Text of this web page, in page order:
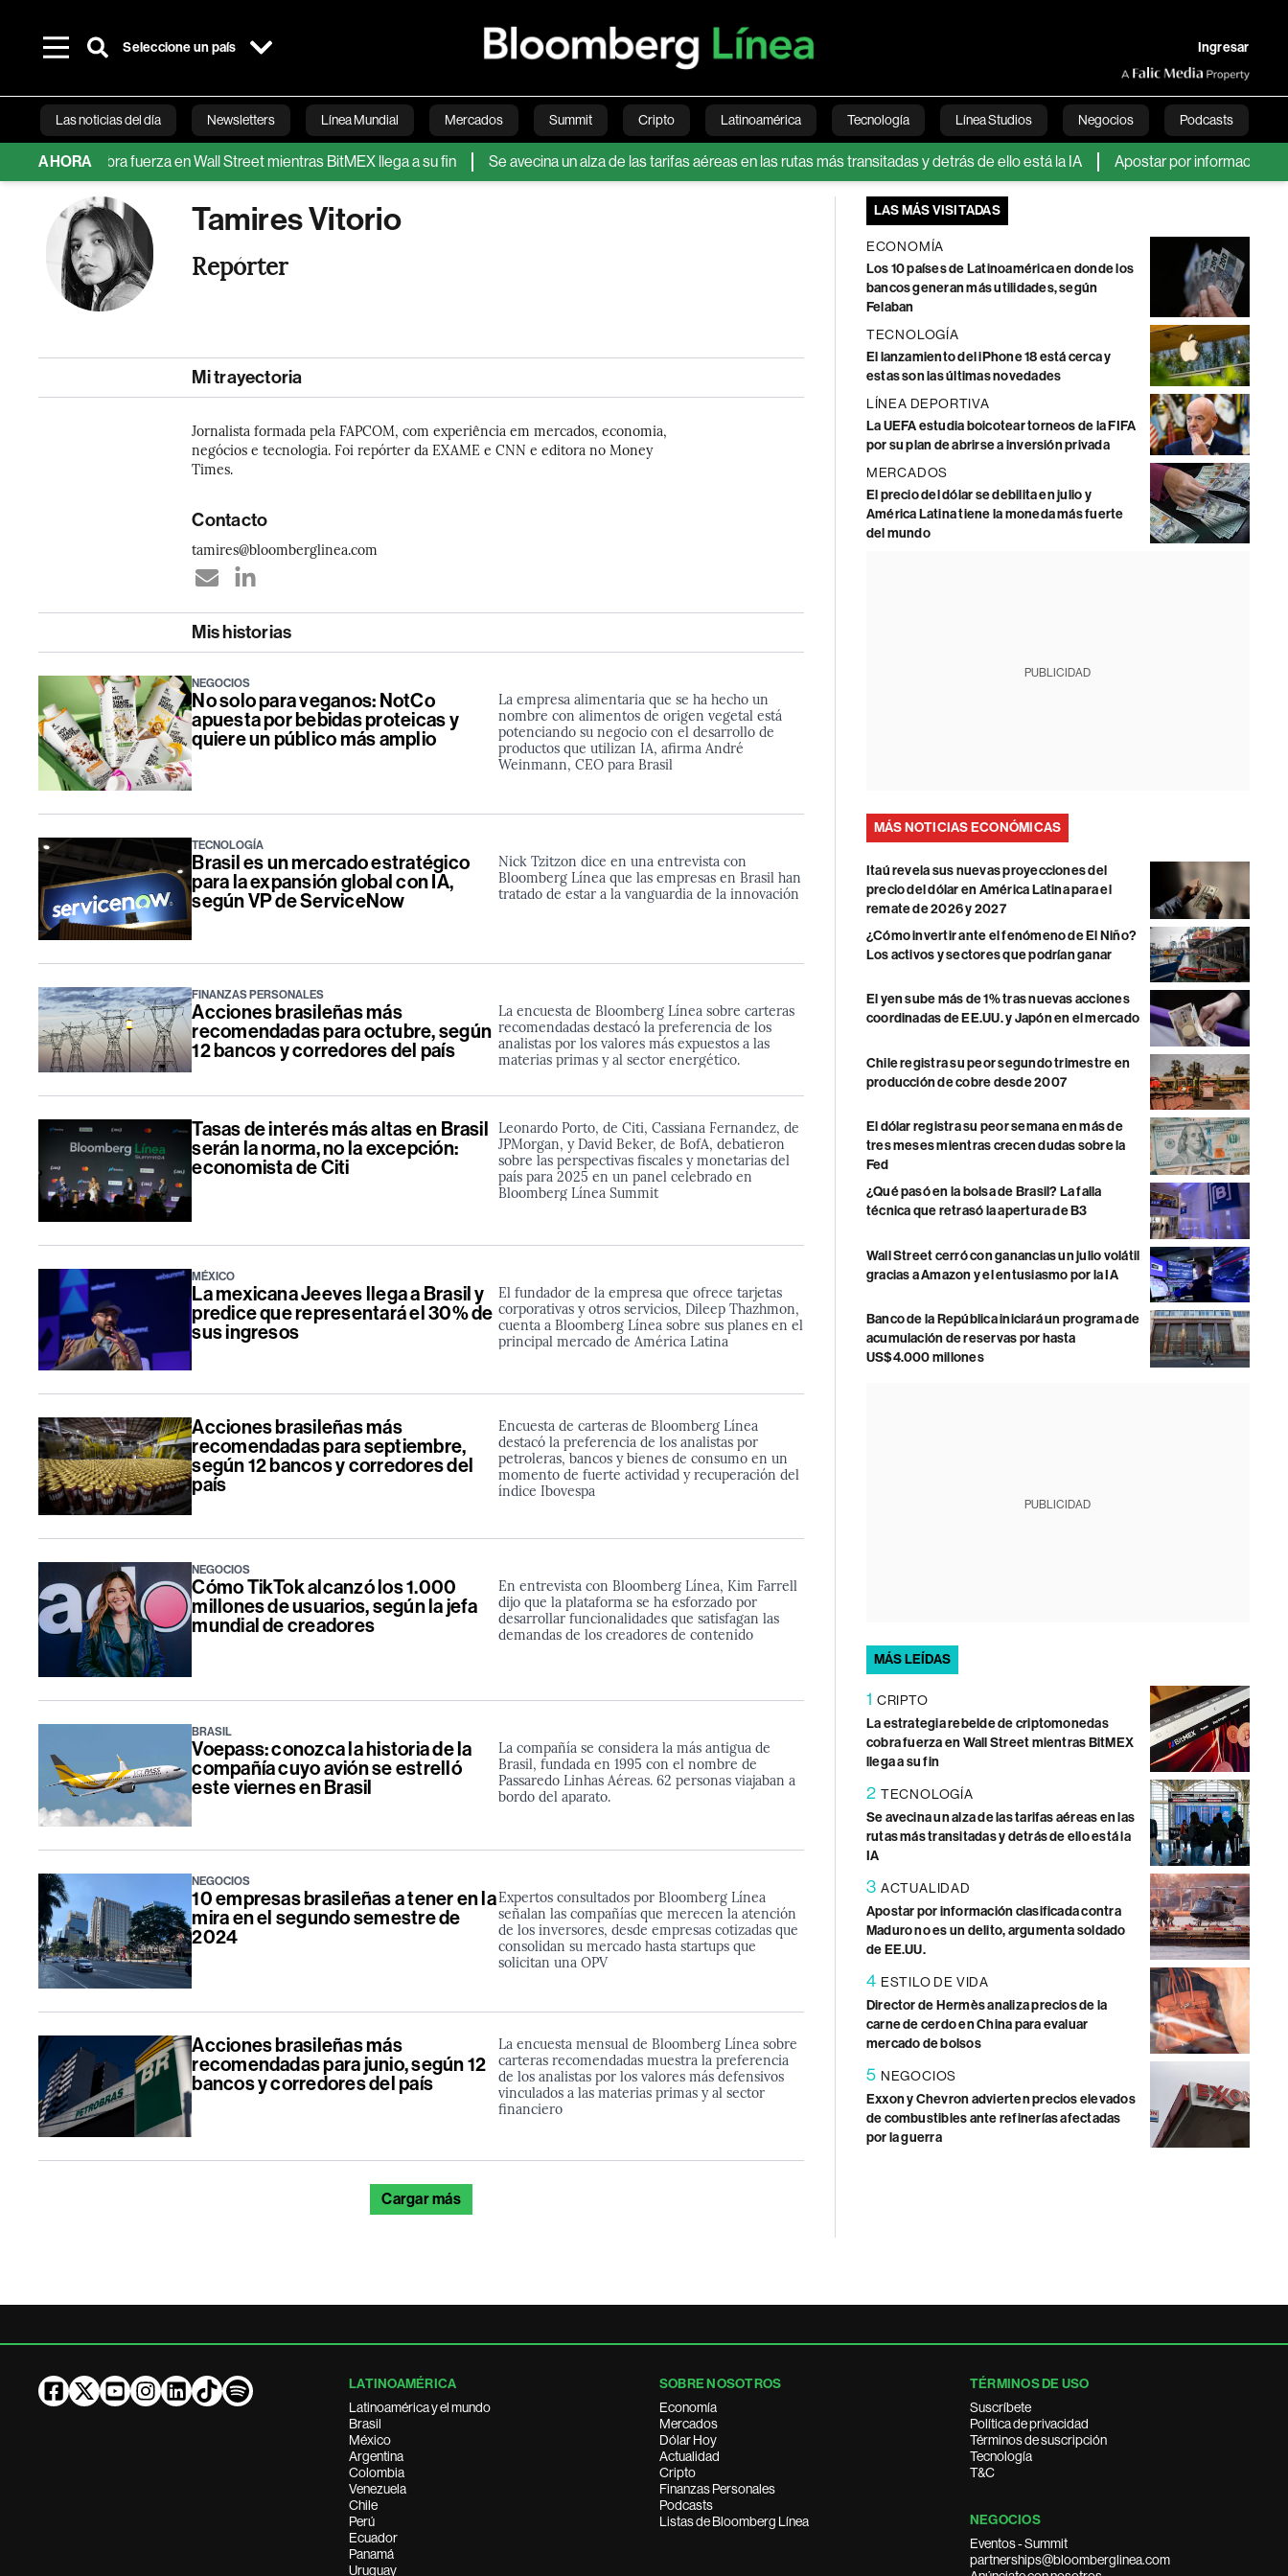
Seleccione un país Ingresar
Las noticias del día Newsletters Línea Mundial Mercados Summit Cripto Latinoamérica Tecnología Línea Studios Negocios Podcasts
Bloomberg Green Economía Estilo de vida Mundo Videos English
AHORA
cobra fuerza en Wall Street mientras BitMEX llega a su fin Se avecina un alza de las tarifas aéreas en las rutas más transitadas y detrás de ello está la IA Apostar por información
Tamires Vitorio
Repórter
Mi trayectoria
Jornalista formada pela FAPCOM, com experiência em mercados, economia,
negócios e tecnologia. Foi repórter da EXAME e CNN e editora no Money
Times.
Contacto
tamires@bloomberglinea.com
Mis historias
NEGOCIOS
No solo para veganos: NotCo
apuesta por bebidas proteicas y
quiere un público más amplio
La empresa alimentaria que se ha hecho un
nombre con alimentos de origen vegetal está
potenciando su negocio con el desarrollo de
productos que utilizan IA, afirma André
Weinmann, CEO para Brasil
TECNOLOGÍA
Brasil es un mercado estratégico
para la expansión global con IA,
según VP de ServiceNow
Nick Tzitzon dice en una entrevista con
Bloomberg Línea que las empresas en Brasil han
tratado de estar a la vanguardia de la innovación
FINANZAS PERSONALES
Acciones brasileñas más
recomendadas para octubre, según
12 bancos y corredores del país
La encuesta de Bloomberg Línea sobre carteras
recomendadas destacó la preferencia de los
analistas por los valores más expuestos a las
materias primas y al sector energético.
Tasas de interés más altas en Brasil
serán la norma, no la excepción:
economista de Citi
Leonardo Porto, de Citi, Cassiana Fernandez, de
JPMorgan, y David Beker, de BofA, debatieron
sobre las perspectivas fiscales y monetarias del
país para 2025 en un panel celebrado en
Bloomberg Línea Summit
MÉXICO
La mexicana Jeeves llega a Brasil y
predice que representará el 30% de
sus ingresos
El fundador de la empresa que ofrece tarjetas
corporativas y otros servicios, Dileep Thazhmon,
cuenta a Bloomberg Línea sobre sus planes en el
principal mercado de América Latina
Acciones brasileñas más
recomendadas para septiembre,
según 12 bancos y corredores del
país
Encuesta de carteras de Bloomberg Línea
destacó la preferencia de los analistas por
petroleras, bancos y bienes de consumo en un
momento de fuerte actividad y recuperación del
índice Ibovespa
NEGOCIOS
Cómo TikTok alcanzó los 1.000
millones de usuarios, según la jefa
mundial de creadores
En entrevista con Bloomberg Línea, Kim Farrell
dijo que la plataforma se ha esforzado por
desarrollar funcionalidades que satisfagan las
demandas de los creadores de contenido
BRASIL
Voepass: conozca la historia de la
compañía cuyo avión se estrelló
este viernes en Brasil
La compañía se considera la más antigua de
Brasil, fundada en 1995 con el nombre de
Passaredo Linhas Aéreas. 62 personas viajaban a
bordo del aparato.
NEGOCIOS
10 empresas brasileñas a tener en la
mira en el segundo semestre de
2024
Expertos consultados por Bloomberg Línea
señalan las compañías que merecen la atención
de los inversores, desde empresas cotizadas que
consolidan su mercado hasta startups que
solicitan una OPV
Acciones brasileñas más
recomendadas para junio, según 12
bancos y corredores del país
La encuesta mensual de Bloomberg Línea sobre
carteras recomendadas muestra la preferencia
de los analistas por los valores más defensivos
vinculados a las materias primas y al sector
financiero
Cargar más
LAS MÁS VISITADAS
ECONOMÍA
Los 10 países de Latinoamérica en donde los
bancos generan más utilidades, según
Felaban
TECNOLOGÍA
El lanzamiento del iPhone 18 está cerca y
estas son las últimas novedades
LÍNEA DEPORTIVA
La UEFA estudia boicotear torneos de la FIFA
por su plan de abrirse a inversión privada
MERCADOS
El precio del dólar se debilita en julio y
América Latina tiene la moneda más fuerte
del mundo
PUBLICIDAD
MÁS NOTICIAS ECONÓMICAS
Itaú revela sus nuevas proyecciones del
precio del dólar en América Latina para el
remate de 2026 y 2027
¿Cómo invertir ante el fenómeno de El Niño?
Los activos y sectores que podrían ganar
El yen sube más de 1% tras nuevas acciones
coordinadas de EE.UU. y Japón en el mercado
Chile registra su peor segundo trimestre en
producción de cobre desde 2007
El dólar registra su peor semana en más de
tres meses mientras crecen dudas sobre la
Fed
¿Qué pasó en la bolsa de Brasil? La falla
técnica que retrasó la apertura de B3
Wall Street cerró con ganancias un julio volátil
gracias a Amazon y el entusiasmo por la IA
Banco de la República iniciará un programa de
acumulación de reservas por hasta
US$4.000 millones
PUBLICIDAD
MÁS LEÍDAS
1 CRIPTO
La estrategia rebelde de criptomonedas
cobra fuerza en Wall Street mientras BitMEX
llega a su fin
2 TECNOLOGÍA
Se avecina un alza de las tarifas aéreas en las
rutas más transitadas y detrás de ello está la
IA
3 ACTUALIDAD
Apostar por información clasificada contra
Maduro no es un delito, argumenta soldado
de EE.UU.
4 ESTILO DE VIDA
Director de Hermès analiza precios de la
carne de cerdo en China para evaluar
mercado de bolsos
5 NEGOCIOS
Exxon y Chevron advierten precios elevados
de combustibles ante refinerías afectadas
por la guerra
LATINOAMÉRICA
Latinoamérica y el mundo
Brasil
México
Argentina
Colombia
Venezuela
Chile
Perú
Ecuador
Panamá
Uruguay
SOBRE NOSOTROS
Economía
Mercados
Dólar Hoy
Actualidad
Cripto
Finanzas Personales
Podcasts
Listas de Bloomberg Línea
TÉRMINOS DE USO
Suscríbete
Política de privacidad
Términos de suscripción
Tecnología
T&C
NEGOCIOS
Eventos - Summit
partnerships@bloomberglinea.com